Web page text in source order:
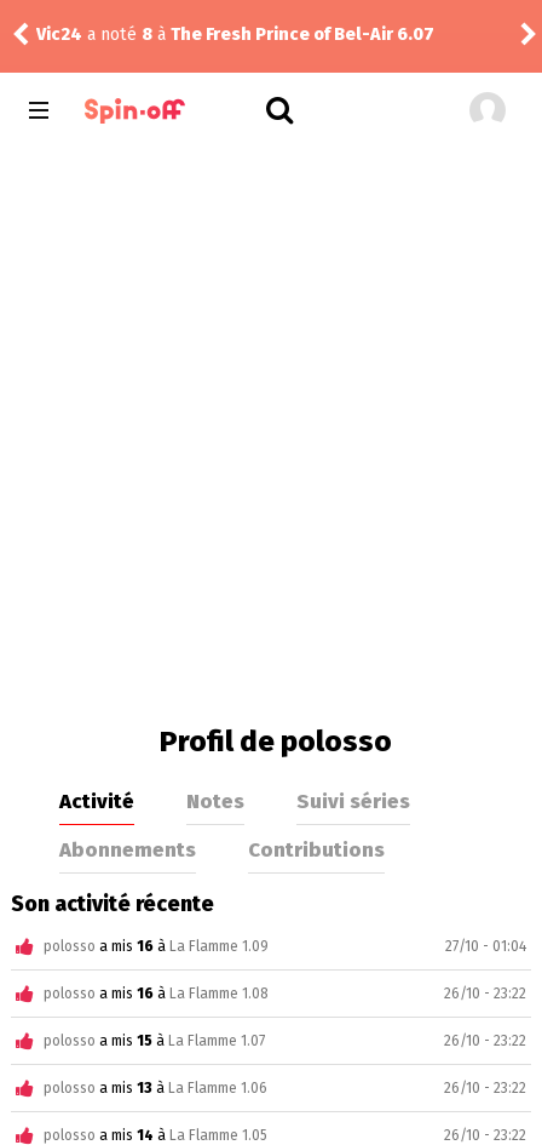
Vic24 a noté 8 à The Fresh Prince of Bel-Air 6.07
Profil de polosso
Activité Notes
Suivi séries
Abonnements
Contributions
Son activité récente
polosso a mis 16à La Flamme 1.09 27/10 - 01:04
polosso a mis 16à La Flamme 1.08 26/10 - 23:22
polosso a mis 15à La Flamme 1.07 26/10 - 23:22
polosso a mis 13à La Flamme 1.06 26/10 - 23:22
polosso a mis 14 à La Flamme 1.05 26/10 - 23:22